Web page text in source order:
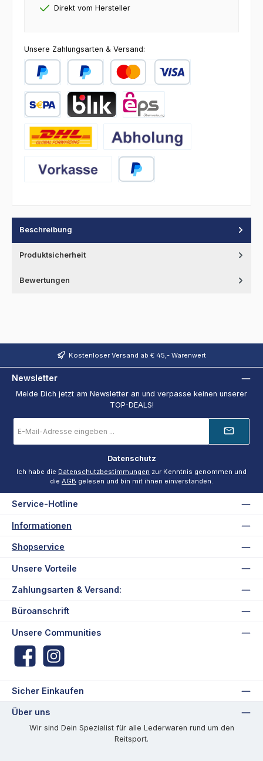
Direkt vom Hersteller
Unsere Zahlungsarten & Versand:
PayPal Später BezahlenKredit- oder Debitkarte
Abholung
Beschreibung
Produktsicherheit
Bewertungen
Kostenloser Versand ab € 45,- Warenwert
Newsletter
Melde Dich jetzt am Newsletter an und verpasse keinen unserer
TOP-DEALS!
Mail-
Adresse
Datenschutz
Ich habe die Datenschutzbestimmungen zur Kenntnis genommen und
die AGB gelesen und bin mit ihnen einverstanden.
Service-Hotline
Informationen
Shopservice
Unsere Vorteile
Unsere Communities
FacebookInstagram
Zahlungsarten & Versand:
Büroanschrift
Sicher Einkaufen
Über uns
Wir sind Dein Spezialist für alle Lederwaren rund um den
Reitsport.